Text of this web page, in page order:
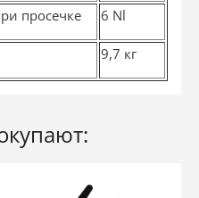
просечке 6 Nl
9,7 кг